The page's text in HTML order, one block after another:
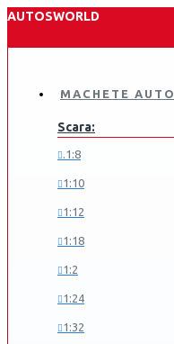
AUTOSWORLD
MACHETE AUTO
Scara:
.1:8
1:10
1:12
1:18
1:2
1:24
1:32